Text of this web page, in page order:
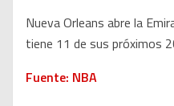
Nueva Orleans abre la
tiene 11 de sus próximos
Fuente: NBA